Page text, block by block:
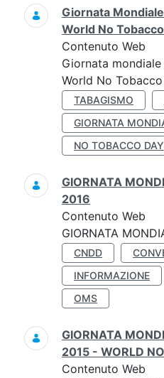
Giornata
World No
Contenuto Web
Giornata
World No
TABAGISMO
GIORNATA
NO TOBACCO DAY
GIORNATA
2016
Contenuto Web
GIORNATA
CNDD
INFORMAZIONE
OMS
GIORNATA
2015 - WORLD
Contenuto Web